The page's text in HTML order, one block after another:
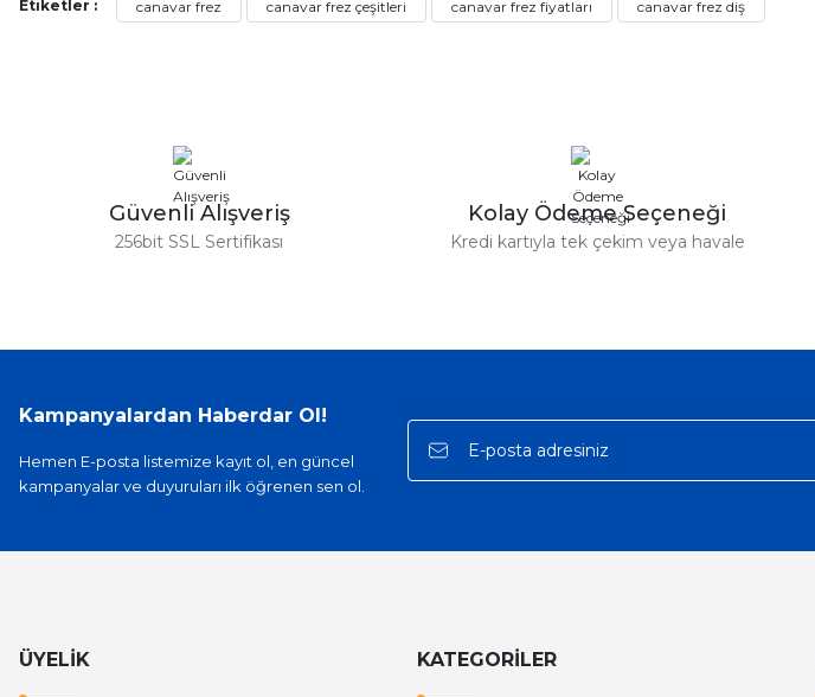
Ürün resmi kalitesiz, bozuk veya görüntülenemiyor.
Bu ürüne benzer farklı alternatifler olmalı.
Etiketler : canavar frez canavar frez çeşitleri canavar frez fiyatları canavar frez diş
Güvenli Alışveriş
256bit SSL Sertifikası
Kolay Ödeme Seçeneği
Kredi kartıyla tek çekim veya havale
Kampanyalardan Haberdar Ol!
Hemen E-posta listemize kayıt ol, en güncel
kampanyalar ve duyuruları ilk öğrenen sen ol.
ÜYELİK KATEGORİLER